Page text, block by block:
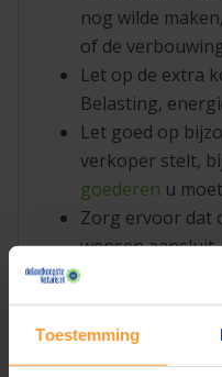
Toestemming
nog wilde
of de
Let op de extra
Belasting,
Let goed op
verkoper stelt,
goederen u
Zorg ervoor dat
wensen
Notarissen
Heeft u een notaris